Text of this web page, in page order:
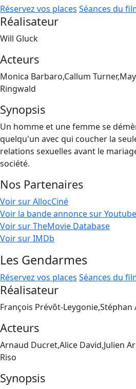
Réservez vos places Séances du
Réalisateur
Will Gluck
Acteurs
Monica Barbaro,Callum
Ringwald
Synopsis
Un homme et une femme se
quelqu'un avec qui coucher la
relations sexuelles avant le
société.
Nos Partenaires
Voir sur AllocCiné
Voir la bande annonce sur Youtube
Voir sur TheMovie Database
Voir sur IMDb
Les Gendarmes
Réservez vos places Séances du
Réalisateur
François Prévôt-Leygonie,Stéphan
Acteurs
Arnaud Ducret,Alice David,Julien
Riso
Synopsis